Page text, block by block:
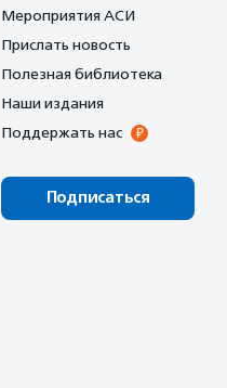
Мероприятия АСИ
Прислать новость
Полезная библиотека
Наши издания
Поддержать нас
Подписаться